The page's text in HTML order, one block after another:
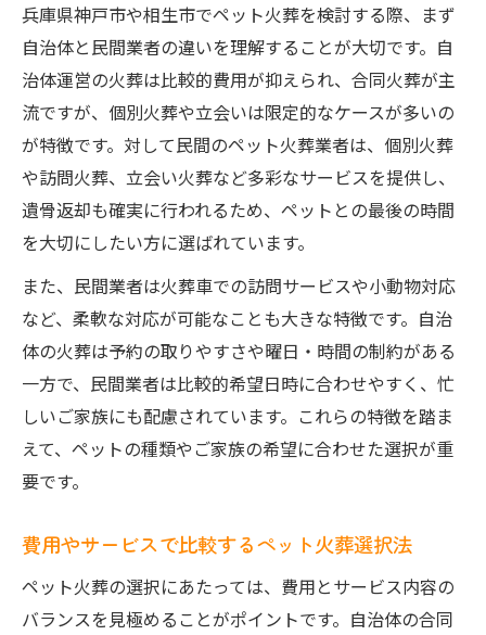
兵庫県神戸市や相生市でペット火葬を検討する際、まず
自治体と民間業者の違いを理解することが大切です。自
治体運営の火葬は比較的費用が抑えられ、合同火葬が主
流ですが、個別火葬や立会いは限定的なケースが多いの
が特徴です。対して民間のペット火葬業者は、個別火葬
や訪問火葬、立会い火葬など多彩なサービスを提供し、
遺骨返却も確実に行われるため、ペットとの最後の時間
を大切にしたい方に選ばれています。
また、民間業者は火葬車での訪問サービスや小動物対応
など、柔軟な対応が可能なことも大きな特徴です。自治
体の火葬は予約の取りやすさや曜日・時間の制約がある
一方で、民間業者は比較的希望日時に合わせやすく、忙
しいご家族にも配慮されています。これらの特徴を踏ま
えて、ペットの種類やご家族の希望に合わせた選択が重
要です。
費用やサービスで比較するペット火葬選択法
ペット火葬の選択にあたっては、費用とサービス内容の
バランスを見極めることがポイントです。自治体の合同